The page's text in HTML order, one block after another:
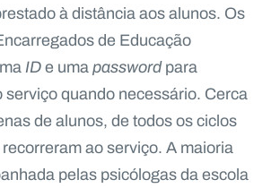
à distância aos alunos. Os
de Educação
IDe umapasswordpara
serviço quando necessário. Cerca
de alunos, de todos os ciclos
ao serviço. A maioria
pelas psicólogas da escola